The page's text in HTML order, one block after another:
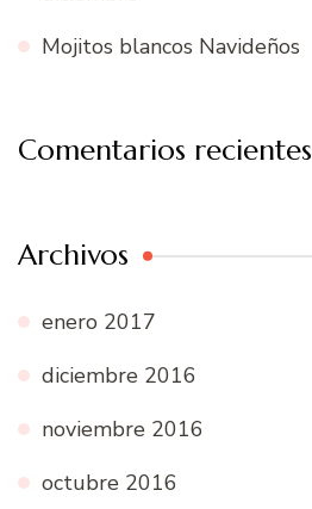
Mojitos blancos Navideños
Comentarios recientes
Archivos
enero 2017
diciembre 2016
noviembre 2016
octubre 2016